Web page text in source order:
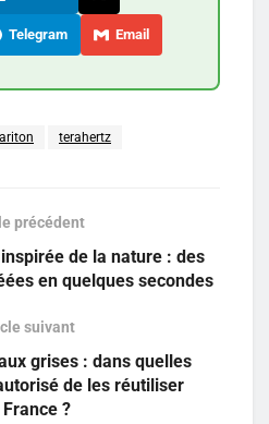
Telegram Email
terahertz
précédent
de la nature : des
en quelques secondes
suivant
grises : dans quelles
de les réutiliser
?